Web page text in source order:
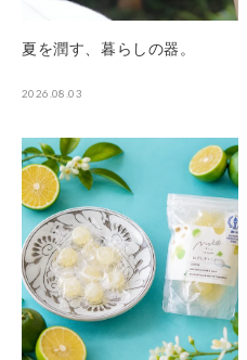
夏を潤す、暮らしの器。
2026.08.03